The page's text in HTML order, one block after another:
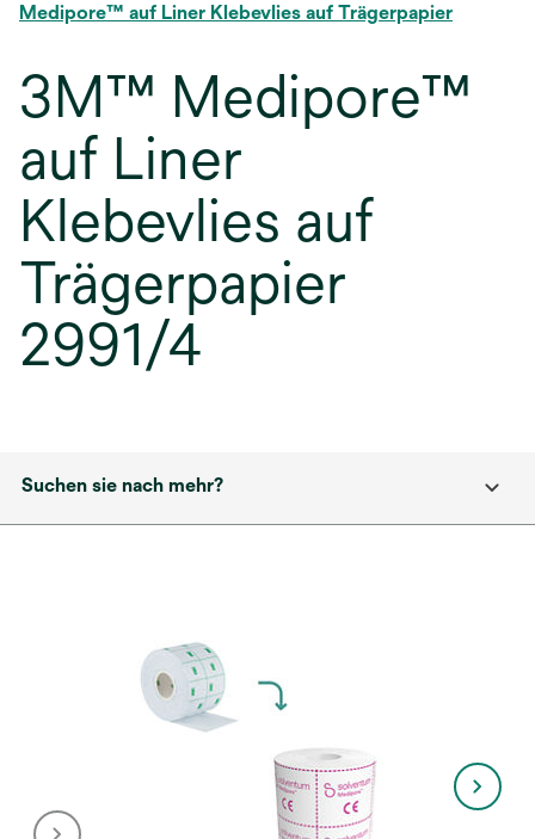
Medipore™ auf Liner Klebevlies auf Trägerpapier
3M™ Medipore™
auf Liner
Klebevlies auf
Trägerpapier
2991/4
Suchen sie nach mehr?